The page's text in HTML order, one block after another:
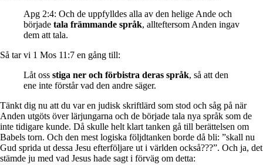
Apg 2:4: Och de uppfylldes alla av den helige Ande och
började tala främmande språk, allteftersom Anden ingav
dem att tala.
Så tar vi 1 Mos 11:7 en gång till:
Låt oss stiga ner och förbistra deras språk, så att den
ene inte förstår vad den andre säger.
Tänkt dig nu att du var en judisk skriftlärd som stod och såg på när
Anden utgöts över lärjungarna och de började tala nya språk som de
inte tidigare kunde. Då skulle helt klart tanken gå till berättelsen om
Babels torn. Och den mest logiska följdtanken borde då bli: ”skall nu
Gud sprida ut dessa Jesu efterföljare ut i världen också???”. Och ja, det
stämde ju med vad Jesus hade sagt i förväg om detta: